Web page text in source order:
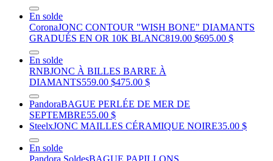
En solde
CoronaJONC CONTOUR "WISH BONE" DIAMANTS
GRADUÉS EN OR 10K BLANC819.00 $695.00 $
En solde
RNBJONC À BILLES BARRE À
DIAMANTS559.00 $475.00 $
PandoraBAGUE PERLÉE DE MER DE
SEPTEMBRE55.00 $
SteelxJONC MAILLES CÉRAMIQUE NOIRE35.00 $
En solde
Pandora SoldesBAGUE PAPILLONS